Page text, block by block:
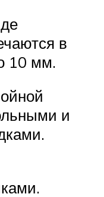
в
10 мм.
и